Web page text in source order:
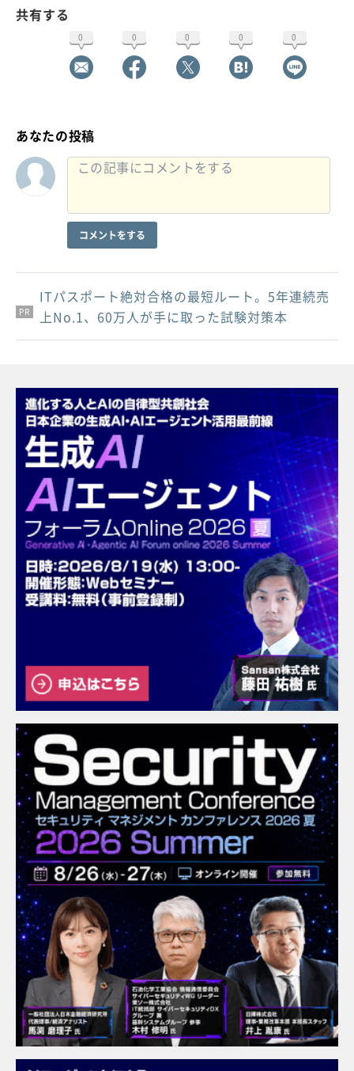
共有する
0 0 0 0 0
あなたの投稿
コメントをする
PR
PR
PR
ITパスポート絶対合格の最短ルート。5年連続売
上No.1、60万人が手に取った試験対策本